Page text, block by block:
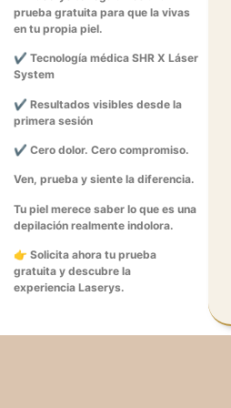
prueba gratuita para que la vivas
en tu propia piel.
✔ Tecnología médica SHR X Láser
System
✔ Resultados visibles desde la
primera sesión
✔ Cero dolor. Cero compromiso.
Ven, prueba y siente la diferencia.
Tu piel merece saber lo que es una
depilación realmente indolora.
👉 Solicita ahora tu prueba
gratuita y descubre la
experiencia Laserys.